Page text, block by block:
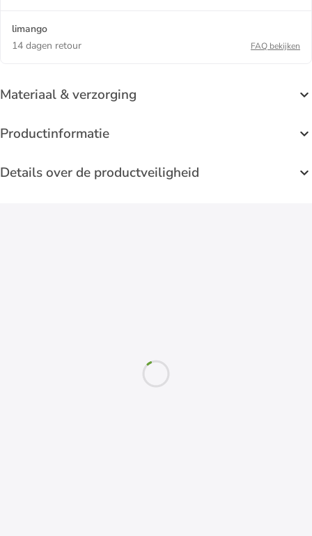
limango
14 dagen retour
FAQ bekijken
Materiaal & verzorging
Productinformatie
Details over de productveiligheid